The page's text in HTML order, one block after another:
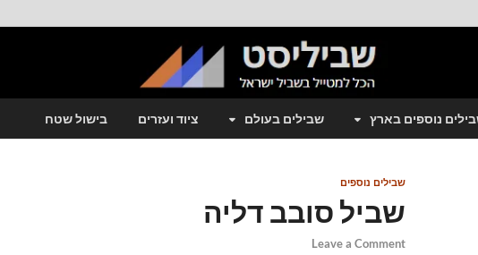
נוספים בארץ שבילים בעולם ציוד ועזרים בישול שטח
שבילים נוספים
שביל סובב דליה
Leave a Comment